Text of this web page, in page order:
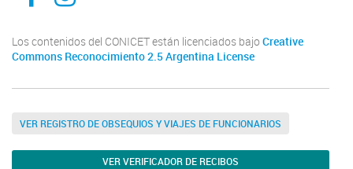
Los contenidos del CONICET están licenciados bajo Creative
Commons Reconocimiento 2.5 Argentina License
VER REGISTRO DE OBSEQUIOS Y VIAJES DE FUNCIONARIOS
VER VERIFICADOR DE RECIBOS